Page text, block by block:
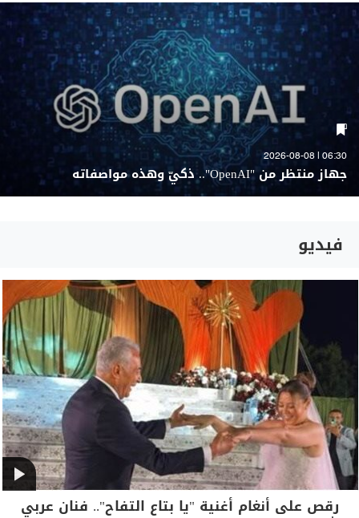
06:30 | 2026-08-08
جهاز منتظر من "OpenAI".. ذكيّ وهذه مواصفاته
فيديو
رقص على أنغام أغنية "يا بتاع التفاح".. فنان عربي